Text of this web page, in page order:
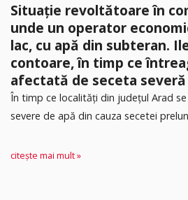
Situație revoltătoare în
unde un operator
lac, cu apă din subteran.
contoare, în timp ce
afectată de seceta
În timp ce localități din județul Arad
severe de apă din cauza secetei
citește mai mult »